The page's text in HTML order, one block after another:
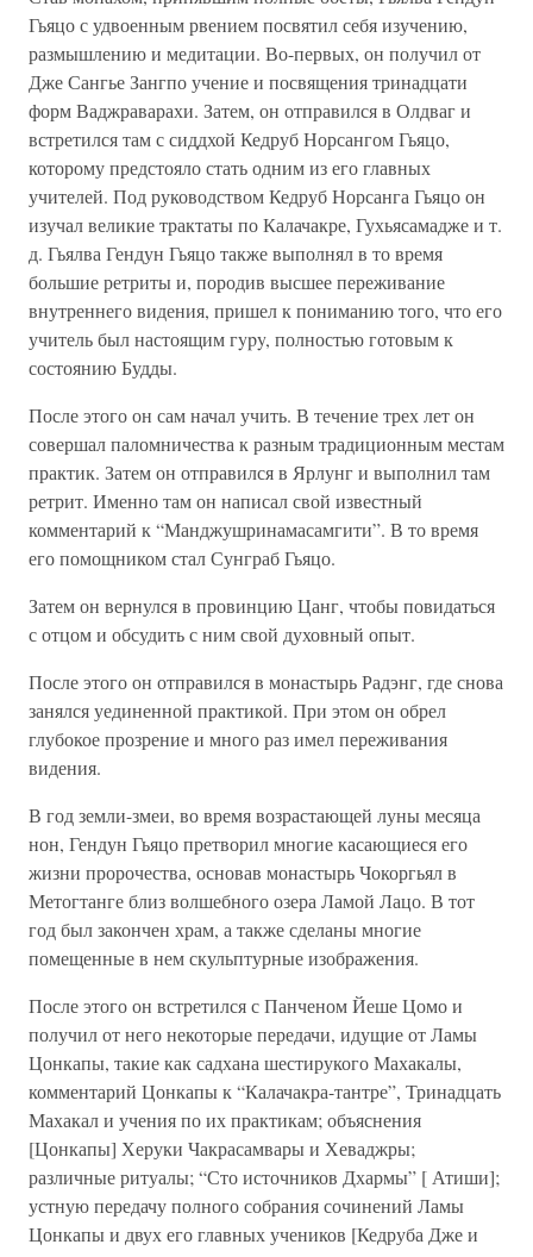
Гьяцо с удвоенным рвением посвятил себя изучению,
размышлению и медитации. Во-первых, он получил от
Дже Сангье Зангпо учение и посвящения тринадцати
форм Ваджраварахи. Затем, он отправился в Олдваг и
встретился там с сиддхой Кедруб Норсангом Гьяцо,
которому предстояло стать одним из его главных
учителей. Под руководством Кедруб Норсанга Гьяцо он
изучал великие трактаты по Калачакре, Гухьясамадже и т.
д. Гьялва Гендун Гьяцо также выполнял в то время
большие ретриты и, породив высшее переживание
внутреннего видения, пришел к пониманию того, что его
учитель был настоящим гypy, полностью готовым к
состоянию Будды.
После этого он сам начал учить. В течение трех лет он
совершал паломничества к разным традиционным местам
практик. Затем он отправился в Ярлунг и выполнил там
ретрит. Именно там он написал свой известный
комментарий к “Манджушринамасамгити”. В то время
его помощником стал Сунграб Гьяцо.
Затем он вернулся в провинцию Цанг, чтобы повидаться
с отцом и обсудить с ним свой духовный опыт.
После этого он отправился в монастырь Радэнг, где снова
занялся уединенной практикой. При этом он обрел
глубокое прозрение и много раз имел переживания
видения.
В год земли-змеи, во время возрастающей луны месяца
нон, Гендун Гьяцо претворил многие касающиеся его
жизни пророчества, основав монастырь Чокоргьял в
Метогтанге близ волшебного озера Ламой Лацо. В тот
год был закончен храм, а также сделаны многие
помещенные в нем скульптурные изображения.
После этого он встретился с Панченом Йеше Цомо и
получил от него некоторые передачи, идущие от Ламы
Цонкапы, такие как садхана шестирукого Махакалы,
комментарий Цонкапы к “Калачакра-тантре”, Тринадцать
Махакал и учения по их практикам; объяснения
[Цонкапы] Херуки Чакрасамвары и Хеваджры;
различные ритуалы; “Сто источников Дхармы” [ Атиши];
устную передачу полного собрания сочинений Ламы
Цонкапы и двух его главных учеников [Кедруба Дже и